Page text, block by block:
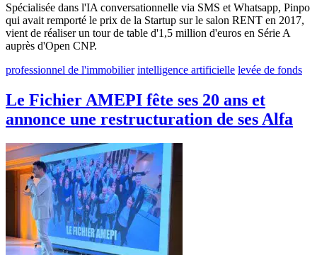
Spécialisée dans l'IA conversationnelle via SMS et Whatsapp, Pinpo
qui avait remporté le prix de la Startup sur le salon RENT en 2017,
vient de réaliser un tour de table d'1,5 million d'euros en Série A
auprès d'Open CNP.
professionnel de l'immobilier intelligence artificielle levée de fonds
Le Fichier AMEPI fête ses 20 ans et
annonce une restructuration de ses Alfa